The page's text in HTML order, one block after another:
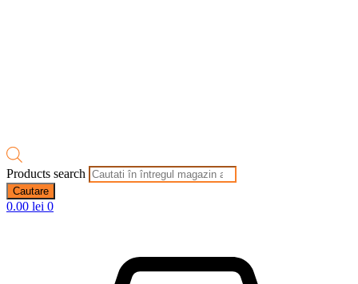
Products search
Cautare
0.00 lei 0